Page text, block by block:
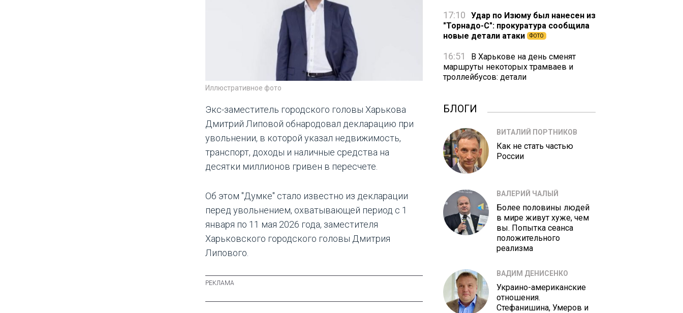
Иллюстративное фото
Экс-заместитель городского головы Харькова
Дмитрий Липовой обнародовал декларацию при
увольнении, в которой указал недвижимость,
транспорт, доходы и наличные средства на
десятки миллионов гривен в пересчете.
Об этом "Думке" стало известно из декларации
перед увольнением, охватывающей период с 1
января по 11 мая 2026 года, заместителя
Харьковского городского головы Дмитрия
Липового.
17:10
Удар по Изюму был нанесен из
"Торнадо-С": прокуратура сообщила
новые детали атаки
ФОТО
16:51
В Харькове на день сменят
маршруты некоторых трамваев и
троллейбусов: детали
БЛОГИ
ВИТАЛИЙ ПОРТНИКОВ
Как не стать частью
России
ВАЛЕРИЙ ЧАЛЫЙ
Более половины людей
в мире живут хуже, чем
вы. Попытка сеанса
положительного
реализма
ВАДИМ ДЕНИСЕНКО
Украино-американские
отношения.
Стефанишина, Умеров и